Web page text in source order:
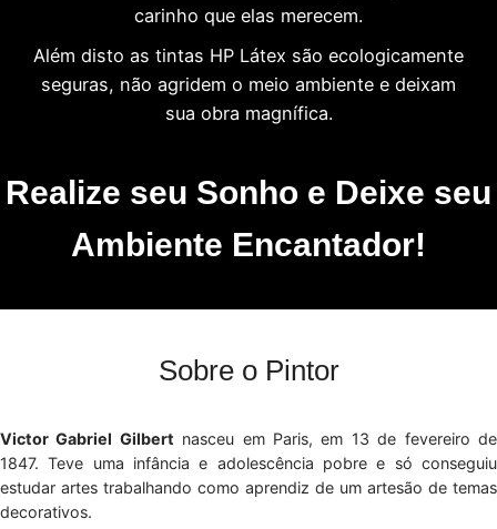
carinho que elas merecem.
Além disto as tintas HP Látex são ecologicamente
seguras, não agridem o meio ambiente e deixam
sua obra magnífica.
Realize seu Sonho e Deixe seu
Ambiente Encantador!
Sobre o Pintor
Victor Gabriel Gilbert nasceu em Paris, em 13 de fevereiro de
1847. Teve uma infância e adolescência pobre e só conseguiu
estudar artes trabalhando como aprendiz de um artesão de temas
decorativos.